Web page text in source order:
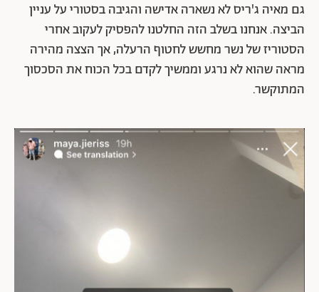
גם מאיה ג'ריס לא נשארה אדישה והגיבה בסטורי על עניין
הביצה. אנחנו בשלב הזה החלטנו להפסיק לעקוב אחרי
הסטוריז של נשר מחשש לחטוף הרעלה, אך הצצה מהירה
מראה שהוא לא נרגע וממשיך לקדם בכל הכוח את הסכסוך
המתוקשר.